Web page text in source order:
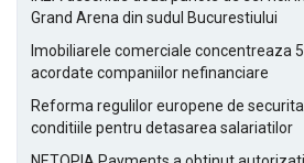
Grand Arena din sudul Bucurestiului
Imobiliarele comerciale concentreaza
acordate companiilor nefinanciare
Reforma regulilor europene de
conditiile pentru detasarea salariatilor